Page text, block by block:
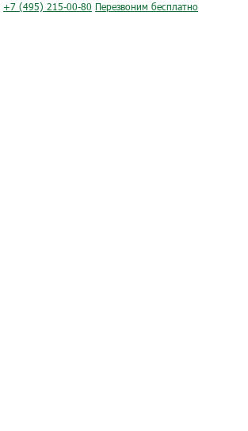
+7 (495) 215-00-80 Перезвоним бесплатно